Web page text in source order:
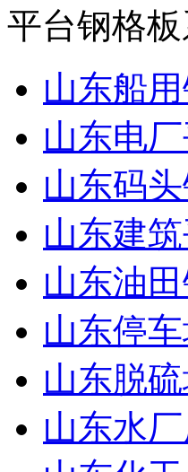
平台钢格板
山东船
山东电
山东码
山东建
山东油
山东停
山东脱
山东水